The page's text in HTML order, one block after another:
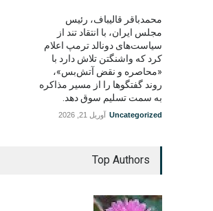
محمدباقر قالیباف، رئیس
مجلس ایران، با انتقاد تند از
سیاست‌های دونالد ترمپ اعلام
کرد که واشنگتن تلاش دارد با
«محاصره و نقض آتش‌بس»،
روند گفتگوها را از مسیر مذاکره
به سمت تسلیم سوق دهد.
Uncategorized آوریل 21, 2026
Top Authors